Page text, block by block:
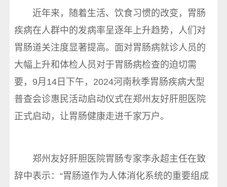
近年来，随着生活、饮食习惯的改变，胃肠
疾病在人群中的发病率呈逐年上升趋势，人们对
胃肠道关注度显著提高。面对胃肠病就诊人员的
大幅上升和体检人员对于胃肠病检查的迫切需
要，9月14日下午，2024河南秋季胃肠疾病大型
普查会诊惠民活动启动仪式在郑州友好肝胆医院
正式启动，让胃肠健康走进千家万户。
郑州友好肝胆医院胃肠专家李永超主任在致
辞中表示：“胃肠道作为人体消化系统的重要组成